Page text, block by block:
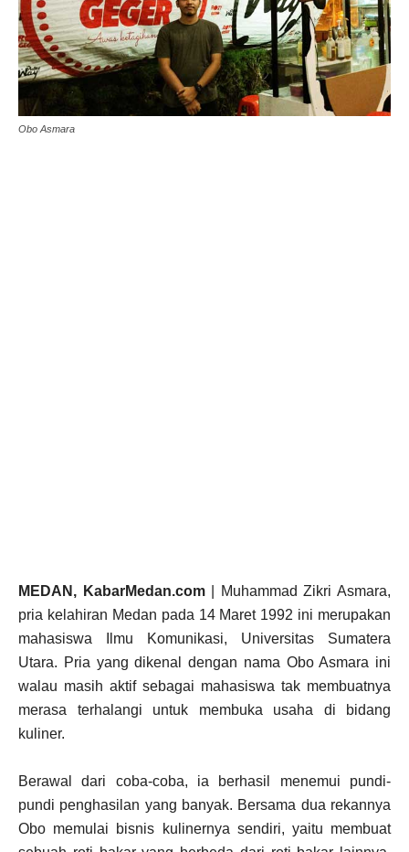
Obo Asmara
MEDAN, KabarMedan.com| Muhammad Zikri Asmara,
pria kelahiran Medan pada 14 Maret 1992 ini merupakan
mahasiswa Ilmu Komunikasi, Universitas Sumatera
Utara. Pria yang dikenal dengan nama Obo Asmara ini
walau masih aktif sebagai mahasiswa tak membuatnya
merasa terhalangi untuk membuka usaha di bidang
kuliner.
Berawal dari coba-coba, ia berhasil menemui pundi-
pundi penghasilan yang banyak. Bersama dua rekannya
Obo memulai bisnis kulinernya sendiri, yaitu membuat